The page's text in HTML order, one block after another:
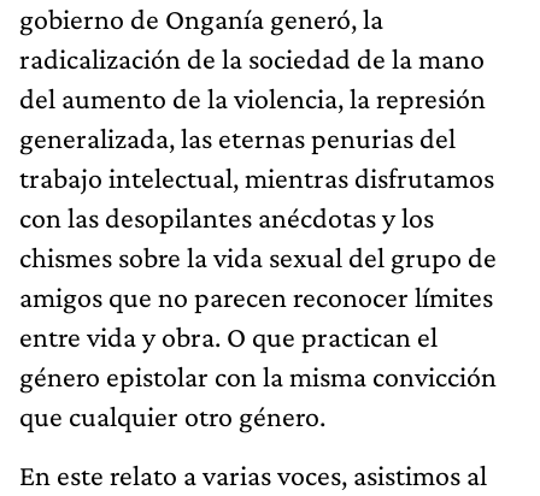
gobierno de Onganía generó, la
radicalización de la sociedad de la mano
del aumento de la violencia, la represión
generalizada, las eternas penurias del
trabajo intelectual, mientras disfrutamos
con las desopilantes anécdotas y los
chismes sobre la vida sexual del grupo de
amigos que no parecen reconocer límites
entre vida y obra. O que practican el
género epistolar con la misma convicción
que cualquier otro género.
En este relato a varias voces, asistimos al